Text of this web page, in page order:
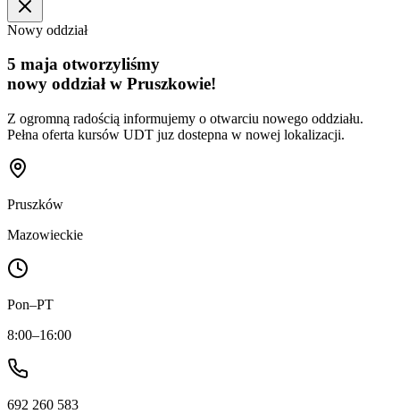
Nowy oddział
5 maja otworzyliśmy
nowy oddział w Pruszkowie!
Z ogromną radością informujemy o otwarciu nowego oddziału.
Pełna oferta kursów UDT juz dostepna w nowej lokalizacji.
Pruszków
Mazowieckie
Pon–PT
8:00–16:00
692 260 583